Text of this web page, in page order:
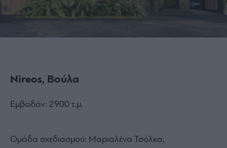
Nireos, Βούλα
Εμβαδόν: 2900 τ.μ.
Ομάδα σχεδιασμού: Μαριαλένα Τσόλκα,